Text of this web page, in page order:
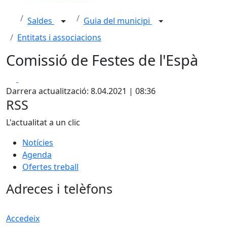
Saldes
Guia del municipi
Entitats i associacions
Comissió de Festes de l'Espà
Darrera actualització: 8.04.2021 | 08:36
RSS
L'actualitat a un clic
Notícies
Agenda
Ofertes treball
Adreces i telèfons
Accedeix